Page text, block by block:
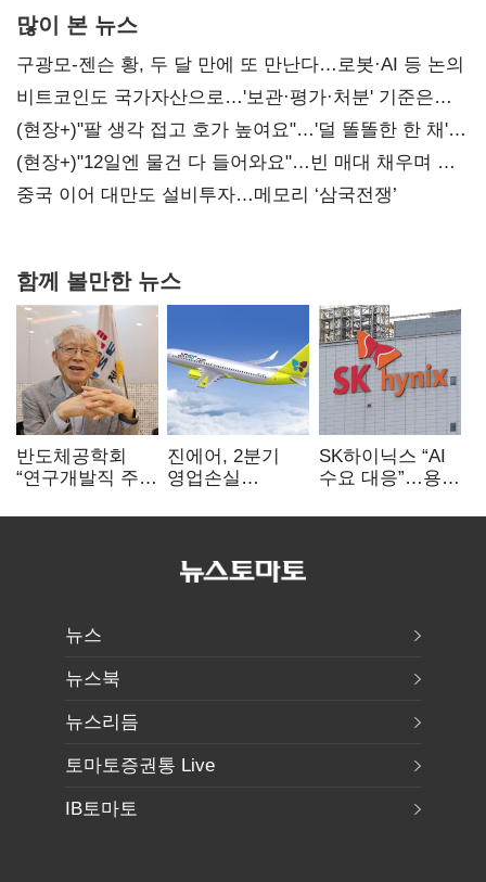
많이 본 뉴스
구광모-젠슨 황, 두 달 만에 또 만난다…로봇·AI 등 논의
비트코인도 국가자산으로…'보관·평가·처분' 기준은
숙제
(현장+)"팔 생각 접고 호가 높여요"…'덜 똘똘한 한 채'
20억 키맞추기
(현장+)"12일엔 물건 다 들어와요"…빈 매대 채우며 문
연 홈플러스
중국 이어 대만도 설비투자…메모리 ‘삼국전쟁’
함께 볼만한 뉴스
반도체공학회
“연구개발직 주
개선해야”
진에어, 2분기
영업손실
상승 여파
SK하이닉스 “AI
수요 대응”…용인
투자
뉴스
뉴스북
뉴스리듬
토마토증권통 Live
IB토마토